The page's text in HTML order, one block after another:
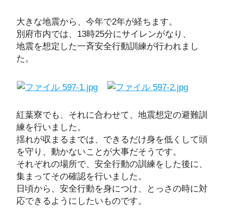
大きな地震から、今年で2年が経ちます。
別府市内では、13時25分にサイレンがなり、
地震を想定した一斉安全行動訓練が行われまし
た。
紅葉寮でも、それに合わせて、地震想定の避難訓
練を行いました。
揺れが収まるまでは、できるだけ身を低くして頭
を守り、動かないことが大事だそうです。
それぞれの場所で、安全行動の訓練をした後に、
集まってその確認を行いました。
日頃から、安全行動を身につけ、とっさの時に対
応できるようにしたいものです。